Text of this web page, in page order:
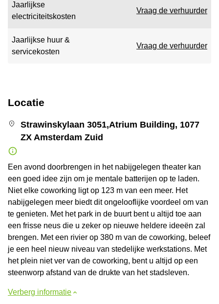
Jaarlijkse
electriciteitskosten
Vraag de verhuurder
Jaarlijkse huur &
servicekosten
Vraag de verhuurder
Locatie
Strawinskylaan 3051,Atrium Building, 1077
ZX Amsterdam Zuid
Een avond doorbrengen in het nabijgelegen theater kan
een goed idee zijn om je mentale batterijen op te laden.
Niet elke coworking ligt op 123 m van een meer. Het
nabijgelegen meer biedt dit ongelooflijke voordeel om van
te genieten. Met het park in de buurt bent u altijd toe aan
een frisse neus die u zeker op nieuwe heldere ideeën zal
brengen. Met een rivier op 380 m van de coworking, beleef
je een heel nieuw niveau van stedelijke werkstations. Met
het plein niet ver van de coworking, bent u altijd op een
steenworp afstand van de drukte van het stadsleven.
Verberg informatie